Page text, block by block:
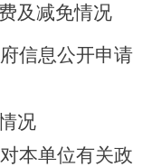
及减免情况
信息公开申请
况
本单位有关政